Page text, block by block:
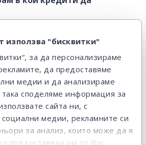
използва "бисквитки"
за да персонализираме
да предоставяме
медии и да анализираме
споделяме информация за
сайта ни, с
социални медии, рекламните си
за анализ, които може да я
предоставена им от Вас
да инвестирам?
на сайта ни, като